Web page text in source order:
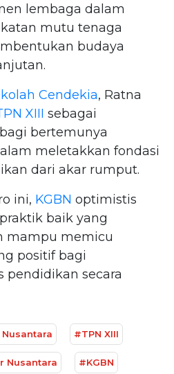
lembaga dalam
mutu tenaga
budaya
Cendekia, Ratna
XIII sebagai
bertemunya
meletakkan fondasi
dari akar rumput.
ini, KGBN optimistis
baik yang
mampu memicu
positif bagi
pendidikan secara
#TPN XIII
Nusantara #KGBN